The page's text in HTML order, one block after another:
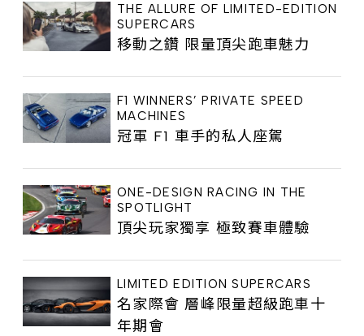
THE ALLURE OF LIMITED-EDITION
SUPERCARS
移動之鑽 限量頂尖跑車魅力
F1 WINNERS’ PRIVATE SPEED
MACHINES
冠軍 F1 車手的私人座駕
ONE-DESIGN RACING IN THE
SPOTLIGHT
頂尖玩家獨享 極致賽車體驗
LIMITED EDITION SUPERCARS
名家際會 層峰限量超級跑車十
年期會